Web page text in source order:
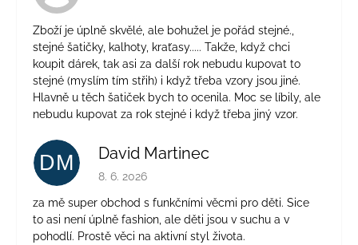
Zboží je úplně skvělé, ale bohužel je pořád stejné.,
stejné šatičky, kalhoty, kraťasy..... Takže, když chci
koupit dárek, tak asi za další rok nebudu kupovat to
stejné (myslím tím střih) i když třeba vzory jsou jiné.
Hlavně u těch šatiček bych to ocenila. Moc se líbily, ale
nebudu kupovat za rok stejné i když třeba jiný vzor.
DM David Martinec
Hodnotenie obchodu je 5 z 5 hviezdičiek.
8. 6. 2026
za mě super obchod s funkčními věcmi pro děti. Sice
to asi není úplně fashion, ale děti jsou v suchu a v
pohodlí. Prostě věci na aktivní styl života.